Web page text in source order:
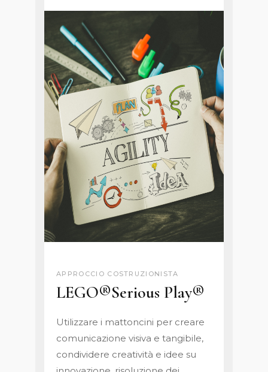
APPROCCIO COSTRUZIONISTA
LEGO®Serious Play®
Utilizzare i mattoncini per creare
comunicazione visiva e tangibile,
condividere creatività e idee su